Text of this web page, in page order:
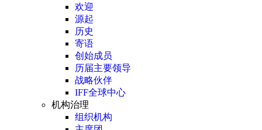
欢迎
源起
历史
寄语
创始成员
历届主要领导
战略伙伴
IFF全球中心
机构治理
组织机构